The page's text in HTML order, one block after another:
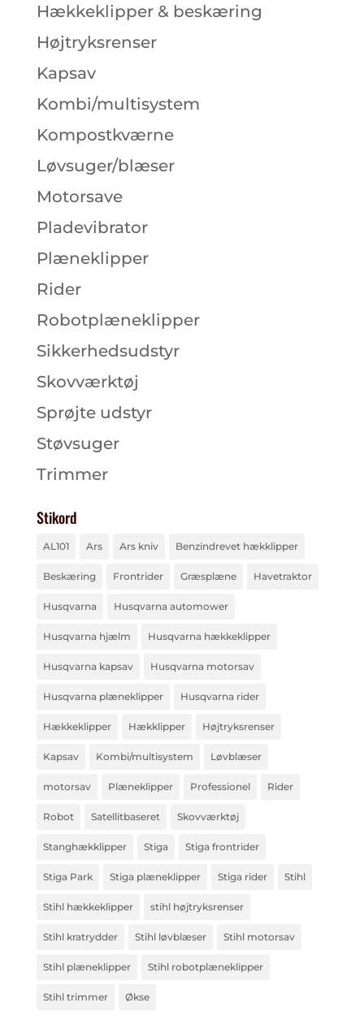
Hækkeklipper & beskæring
Højtryksrenser
Kapsav
Kombi/multisystem
Kompostkværne
Løvsuger/blæser
Motorsave
Pladevibrator
Plæneklipper
Rider
Robotplæneklipper
Sikkerhedsudstyr
Skovværktøj
Sprøjte udstyr
Støvsuger
Trimmer
Stikord
AL101 Ars Ars kniv Benzindrevet hækklipper
Beskæring Frontrider Græsplæne Havetraktor
Husqvarna Husqvarna automower
Husqvarna hjælm Husqvarna hækkeklipper
Husqvarna kapsav Husqvarna motorsav
Husqvarna plæneklipper Husqvarna rider
Hækkeklipper Hækklipper Højtryksrenser
Kapsav Kombi/multisystem Løvblæser
motorsav Plæneklipper Professionel Rider
Robot Satellitbaseret Skovværktøj
Stanghækklipper Stiga Stiga frontrider
Stiga Park Stiga plæneklipper Stiga rider Stihl
Stihl hækkeklipper stihl højtryksrenser
Stihl kratrydder Stihl løvblæser Stihl motorsav
Stihl plæneklipper Stihl robotplæneklipper
Stihl trimmer Økse